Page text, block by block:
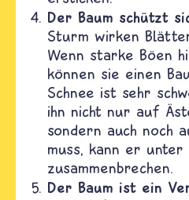
Der Baum schützt
Sturm wirken
Wenn starke Böen
können sie einen
Schnee ist sehr
ihn nicht nur auf
sondern auch noch
muss, kann er
zusammenbrechen.
Der Baum ist ein